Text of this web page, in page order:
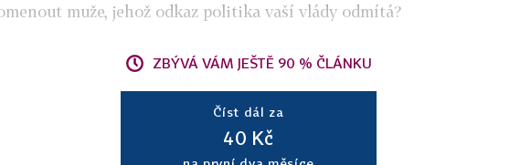
muže, jehož odkaz politika vaší vlády odmítá?
ZBÝVÁ VÁM JEŠTĚ 90 % ČLÁNKU
Číst dál za
40 Kč